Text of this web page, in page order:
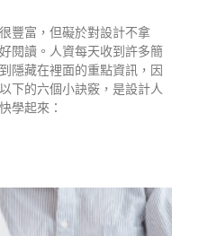
豐富，但礙於對設計不拿
閱讀。人資每天收到許多簡
隱藏在裡面的重點資訊，因
下的六個小訣竅，是設計人
學起來：